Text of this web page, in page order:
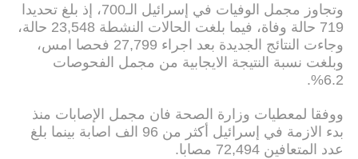
وتجاوز مجمل الوفيات في إسرائيل الـ700، إذ بلغ تحديدا
719 حالة وفاة، فيما بلغت الحالات النشطة 23,548 حالة،
وجاءت النتائج الجديدة بعد اجراء 27,799 فحصا امس،
وبلغت نسبة النتيجة الايجابية من مجمل الفحوصات
6.2%.
ووفقا لمعطيات وزارة الصحة فان مجمل الإصابات منذ
بدء الازمة في إسرائيل أكثر من 96 الف اصابة بينما بلغ
عدد المتعافين 72,494 مصابا.